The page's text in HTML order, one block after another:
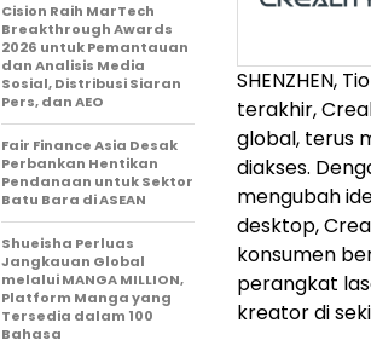
SHENZHEN,
terakhir,
global, terus
diakses.
mengubah
desktop,
konsumen
perangkat
kreator di
Cision Raih MarTech
Breakthrough Awards
2026 untuk Pemantauan
dan Analisis Media
Sosial, Distribusi Siaran
Pers, dan AEO
Fair Finance Asia Desak
Perbankan Hentikan
Pendanaan untuk Sektor
Batu Bara di ASEAN
Shueisha Perluas
Jangkauan Global
melalui MANGA MILLION,
Platform Manga yang
Tersedia dalam 100
Bahasa